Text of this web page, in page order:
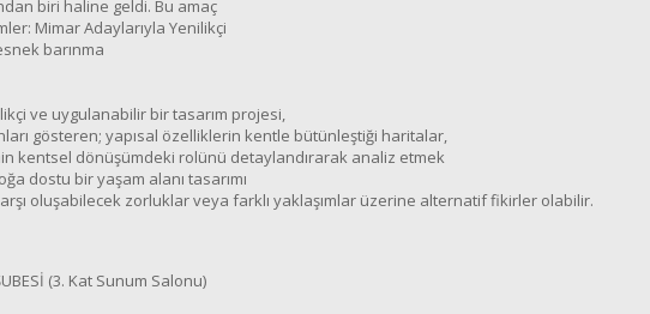
biri haline geldi. Bu amaç
Mimar Adaylarıyla Yenilikçi
barınma
ve uygulanabilir bir tasarım projesi,
gösteren; yapısal özelliklerin kentle bütünleştiği haritalar,
kentsel dönüşümdeki rolünü detaylandırarak analiz etmek
dostu bir yaşam alanı tasarımı
oluşabilecek zorluklar veya farklı yaklaşımlar üzerine alternatif fikirler olabilir.
(3. Kat Sunum Salonu)